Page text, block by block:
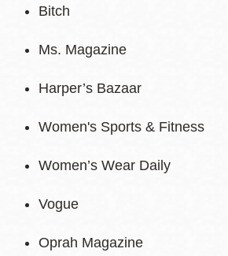
Bitch
Ms. Magazine
Harper’s Bazaar
Women's Sports & Fitness
Women’s Wear Daily
Vogue
Oprah Magazine